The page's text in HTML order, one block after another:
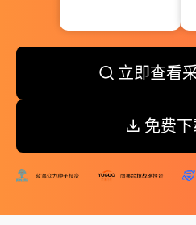
立即查看
免费